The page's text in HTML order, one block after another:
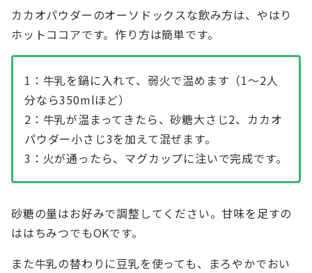
カカオパウダーのオーソドックスな飲み方は、やはり
ホットココアです。作り方は簡単です。
1：牛乳を鍋に入れて、弱火で温めます（1〜2人
分なら350mlほど）
2：牛乳が温まってきたら、砂糖大さじ2、カカオ
パウダー小さじ3を加えて混ぜます。
3：火が通ったら、マグカップに注いで完成です。
砂糖の量はお好みで調整してください。甘味を足すの
ははちみつでもOKです。
また牛乳の替わりに豆乳を使っても、まろやかでおい